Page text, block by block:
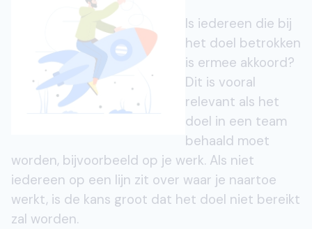
Is iedereen die bij
het doel betrokken
is ermee akkoord?
Dit is vooral
relevant als het
doel in een team
behaald moet
worden, bijvoorbeeld op je werk. Als niet
iedereen op een lijn zit over waar je naartoe
werkt, is de kans groot dat het doel niet bereikt
zal worden.